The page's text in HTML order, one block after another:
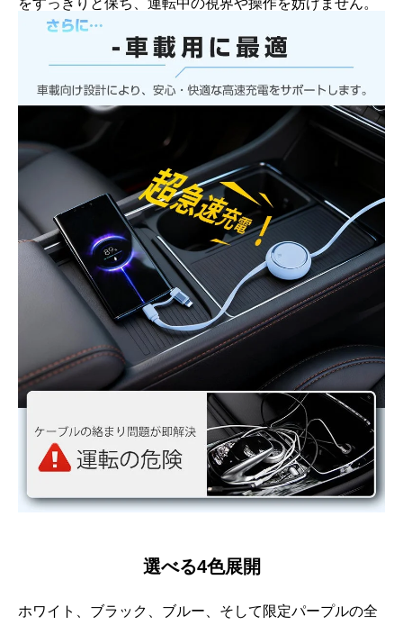
選べる4色展開
ホワイト、ブラック、ブルー、そして限定パープルの全